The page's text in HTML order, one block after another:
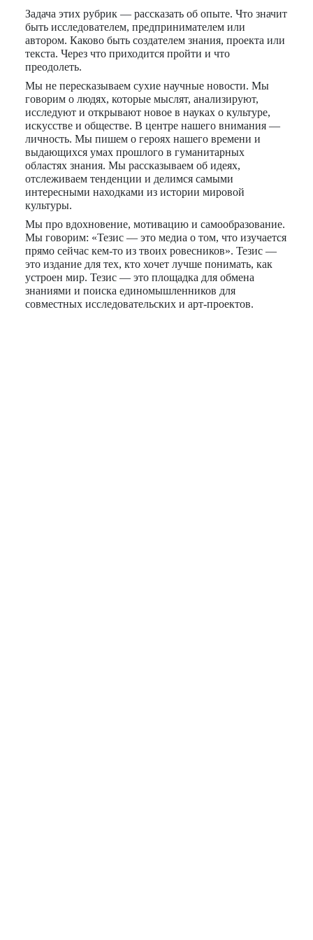
Задача этих рубрик — рассказать об опыте. Что значит
быть исследователем, предпринимателем или
автором. Каково быть создателем знания, проекта или
текста. Через что приходится пройти и что
преодолеть.
Мы не пересказываем сухие научные новости. Мы
говорим о людях, которые мыслят, анализируют,
исследуют и открывают новое в науках о культуре,
искусстве и обществе. В центре нашего внимания —
личность. Мы пишем о героях нашего времени и
выдающихся умах прошлого в гуманитарных
областях знания. Мы рассказываем об идеях,
отслеживаем тенденции и делимся самыми
интересными находками из истории мировой
культуры.
Мы про вдохновение, мотивацию и самообразование.
Мы говорим: «Тезис — это медиа о том, что изучается
прямо сейчас кем-то из твоих ровесников». Тезис —
это издание для тех, кто хочет лучше понимать, как
устроен мир. Тезис — это площадка для обмена
знаниями и поиска единомышленников для
совместных исследовательских и арт-проектов.